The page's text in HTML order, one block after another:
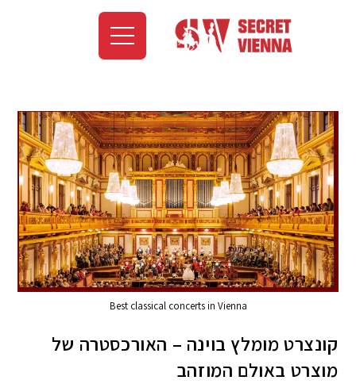
Best classical concerts in Vienna
קונצרט מומלץ בוינה – האורכסטרה של
מוצרט באולם המוזהב